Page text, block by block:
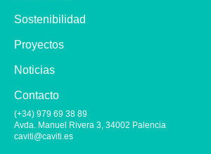
Sostenibilidad
Proyectos
Noticias
Contacto
(+34) 979 69 38 89
Avda. Manuel Rivera 3, 34002 Palencia
caviti@caviti.es